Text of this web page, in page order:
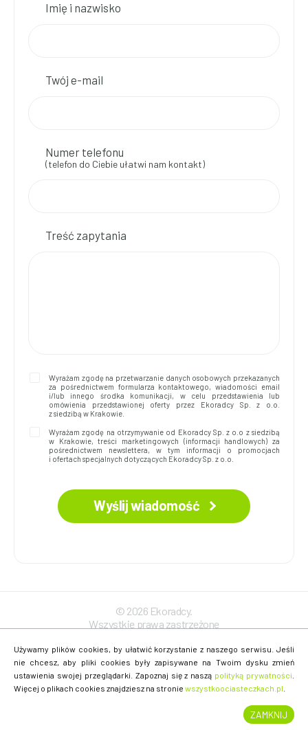
Imię i nazwisko
Twój e-mail
Numer telefonu
(telefon do Ciebie ułatwi nam kontakt)
Treść zapytania
Wyrażam zgodę na przetwarzanie danych osobowych przekazanych
za pośrednictwem formularza kontaktowego, wiadomości email
i/lub innego środka komunikacji, w celu przedstawienia lub
omówienia przedstawionej oferty przez Ekoradcy Sp. z o.o.
z siedzibą w Krakowie.
Wyrażam zgodę na otrzymywanie od Ekoradcy Sp. z o.o z siedzibą
w Krakowie, treści marketingowych (informacji handlowych) za
pośrednictwem newslettera, w tym informacji o promocjach
i ofertach specjalnych dotyczących Ekoradcy Sp. z o.o.
Wyślij wiadomość
© 2026 Ekoradcy.
Wszystkie prawa zastrzeżone
Używamy plików cookies, by ułatwić korzystanie z naszego serwisu. Jeśli
nie chcesz, aby pliki cookies były zapisywane na Twoim dysku zmień
ustawienia swojej przeglądarki. Zapoznaj się z naszą polityką prywatności
Więcej o plikach cookies znajdziesz na stronie wszystkoociasteczkach.pl
ZAMKNIJ